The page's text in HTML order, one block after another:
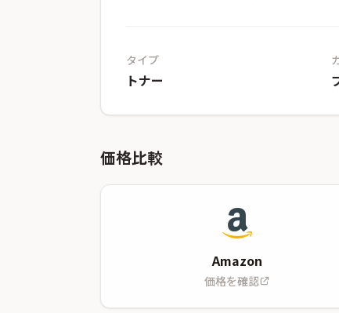
タイプ
トナー
価格比較
Amazon
価格を確認